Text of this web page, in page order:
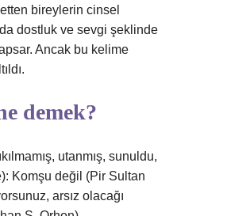
bireylerin cinsel
dostluk ve sevgi şeklinde
Ancak bu kelime
demek?
utanmış, sunuldu,
Komşu değil (Pir Sultan
arsız olacağı